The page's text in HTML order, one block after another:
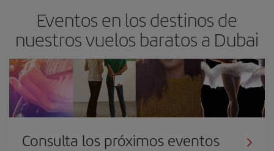
Eventos en los destinos de
nuestros vuelos baratos a Dubai
Consulta los próximos eventos